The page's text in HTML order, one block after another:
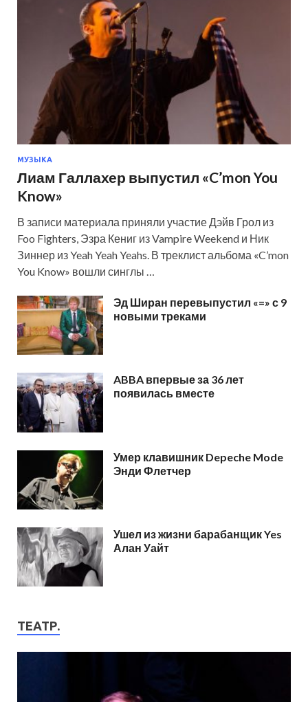
МУЗЫКА
Лиам Галлахер выпустил «C’mon You
Know»
В записи материала приняли участие Дэйв Грол из
Foo Fighters, Эзра Кениг из Vampire Weekend и Ник
Зиннер из Yeah Yeah Yeahs. В треклист альбома «C’mon
You Know» вошли синглы …
Эд Ширан перевыпустил «=» с 9
новыми треками
ABBA впервые за 36 лет
появилась вместе
Умер клавишник Depeche Mode
Энди Флетчер
Ушел из жизни барабанщик Yes
Алан Уайт
ТЕАТР.